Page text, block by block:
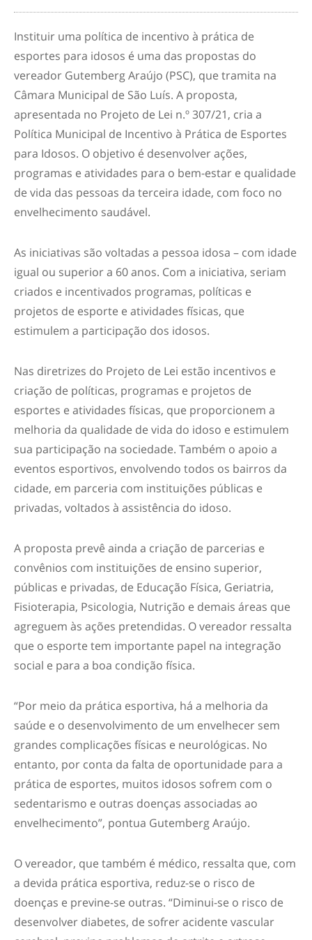
Instituir uma política de incentivo à prática de
esportes para idosos é uma das propostas do
vereador Gutemberg Araújo (PSC), que tramita na
Câmara Municipal de São Luís. A proposta,
apresentada no Projeto de Lei n.º 307/21, cria a
Política Municipal de Incentivo à Prática de Esportes
para Idosos. O objetivo é desenvolver ações,
programas e atividades para o bem-estar e qualidade
de vida das pessoas da terceira idade, com foco no
envelhecimento saudável.
As iniciativas são voltadas a pessoa idosa – com idade
igual ou superior a 60 anos. Com a iniciativa, seriam
criados e incentivados programas, políticas e
projetos de esporte e atividades físicas, que
estimulem a participação dos idosos.
Nas diretrizes do Projeto de Lei estão incentivos e
criação de políticas, programas e projetos de
esportes e atividades físicas, que proporcionem a
melhoria da qualidade de vida do idoso e estimulem
sua participação na sociedade. Também o apoio a
eventos esportivos, envolvendo todos os bairros da
cidade, em parceria com instituições públicas e
privadas, voltados à assistência do idoso.
A proposta prevê ainda a criação de parcerias e
convênios com instituições de ensino superior,
públicas e privadas, de Educação Física, Geriatria,
Fisioterapia, Psicologia, Nutrição e demais áreas que
agreguem às ações pretendidas. O vereador ressalta
que o esporte tem importante papel na integração
social e para a boa condição física.
“Por meio da prática esportiva, há a melhoria da
saúde e o desenvolvimento de um envelhecer sem
grandes complicações físicas e neurológicas. No
entanto, por conta da falta de oportunidade para a
prática de esportes, muitos idosos sofrem com o
sedentarismo e outras doenças associadas ao
envelhecimento”, pontua Gutemberg Araújo.
O vereador, que também é médico, ressalta que, com
a devida prática esportiva, reduz-se o risco de
doenças e previne-se outras. “Diminui-se o risco de
desenvolver diabetes, de sofrer acidente vascular